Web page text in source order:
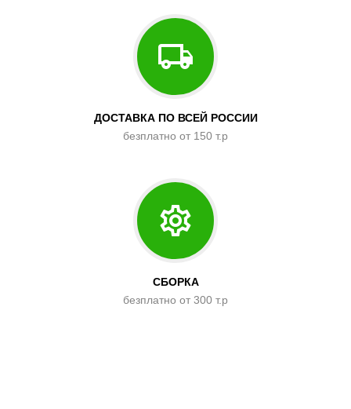
ДОСТАВКА ПО ВСЕЙ РОССИИ
безплатно от 150 т.р
СБОРКА
безплатно от 300 т.р